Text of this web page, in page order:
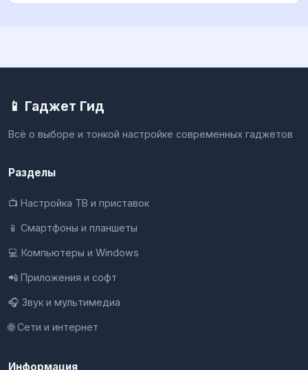
📱 Гаджет Гид
Всё о выборе и тонкой настройке современных гаджетов
Разделы
📺 Настройка ТВ и приставок
📱 Смартфоны и планшеты
💻 Компьютеры и Windows
📲 Приложения и софт
🎧 Звук и мультимедиа
🌐 Сети и интернет
Информация